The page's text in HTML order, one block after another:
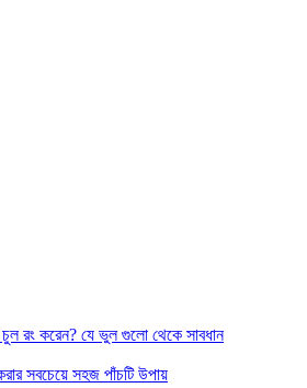
চুল রং করেন? যে ভুল গুলো থেকে সাবধান
সবচেয়ে সহজ পাঁচটি উপায়